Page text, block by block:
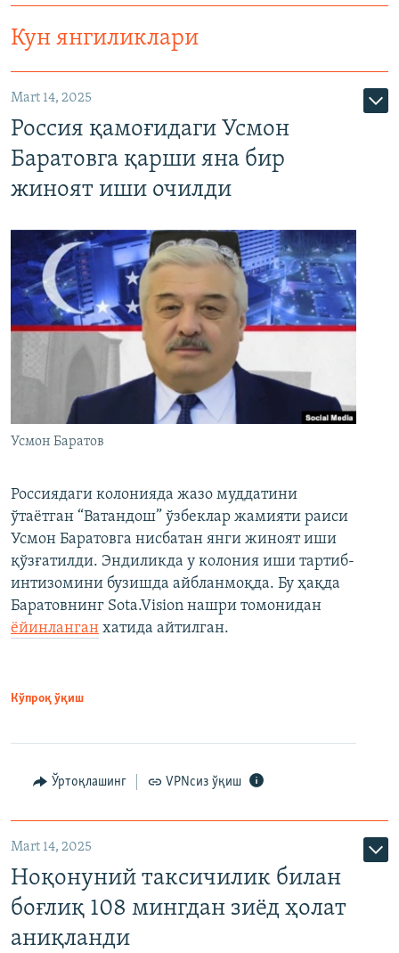
Кун янгиликлари
Mart 14, 2025
Россия қамоғидаги Усмон
Баратовга қарши яна бир
жиноят иши очилди
Усмон Баратов
Россиядаги колонияда жазо муддатини
ўтаётган “Ватандош” ўзбеклар жамияти раиси
Усмон Баратовга нисбатан янги жиноят иши
қўзғатилди. Эндиликда у колония иши тартиб-
интизомини бузишда айбланмоқда. Бу ҳақда
Баратовнинг Sota.Vision нашри томонидан
ёйинланган хатида айтилган.
Кўпроқ ўқиш
Ўртоқлашинг VPNсиз ўқиш
Mart 14, 2025
Ноқонуний таксичилик билан
боғлиқ 108 мингдан зиёд ҳолат
аниқланди